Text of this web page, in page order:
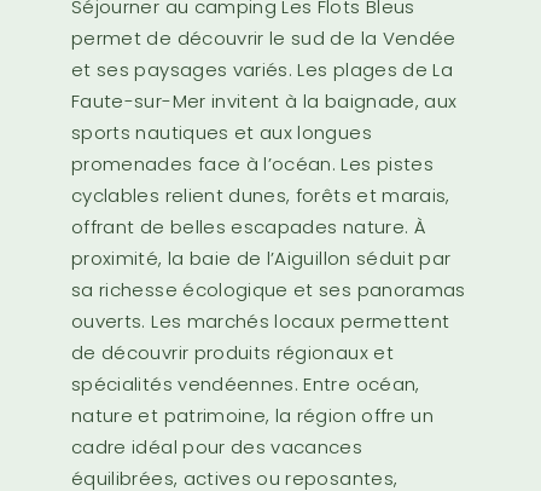
Séjourner au camping Les Flots Bleus
permet de découvrir le sud de la Vendée
et ses paysages variés. Les plages de La
Faute-sur-Mer invitent à la baignade, aux
sports nautiques et aux longues
promenades face à l’océan. Les pistes
cyclables relient dunes, forêts et marais,
offrant de belles escapades nature. À
proximité, la baie de l’Aiguillon séduit par
sa richesse écologique et ses panoramas
ouverts. Les marchés locaux permettent
de découvrir produits régionaux et
spécialités vendéennes. Entre océan,
nature et patrimoine, la région offre un
cadre idéal pour des vacances
équilibrées, actives ou reposantes,